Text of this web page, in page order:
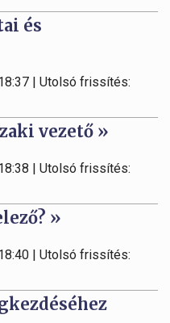
és
| Utolsó frissítés:
vezető »
| Utolsó frissítés:
»
| Utolsó frissítés: